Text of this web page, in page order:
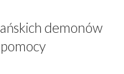
demonów